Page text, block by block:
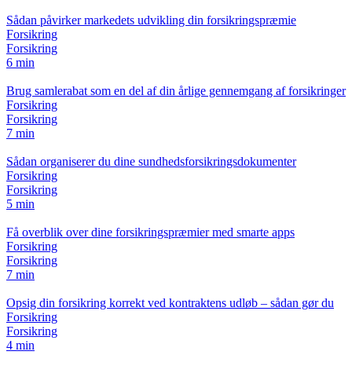
Sådan påvirker markedets udvikling din forsikringspræmie
Forsikring
Forsikring
6 min
Brug samlerabat som en del af din årlige gennemgang af forsikringer
Forsikring
Forsikring
7 min
Sådan organiserer du dine sundhedsforsikringsdokumenter
Forsikring
Forsikring
5 min
Få overblik over dine forsikringspræmier med smarte apps
Forsikring
Forsikring
7 min
Opsig din forsikring korrekt ved kontraktens udløb – sådan gør du
Forsikring
Forsikring
4 min